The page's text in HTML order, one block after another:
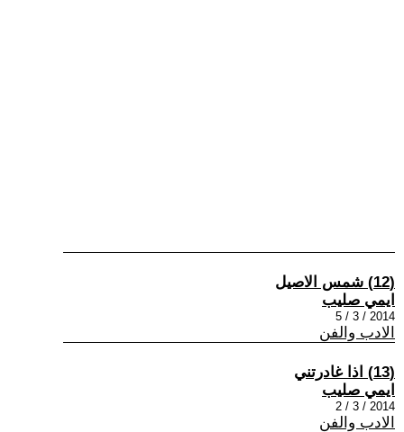
(12) شمس الاصيل
ايمي صليب
2014 / 3 / 5
الادب والفن
(13) اذا غادرتني
ايمي صليب
2014 / 3 / 2
الادب والفن